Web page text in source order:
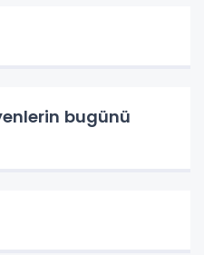
bugünü